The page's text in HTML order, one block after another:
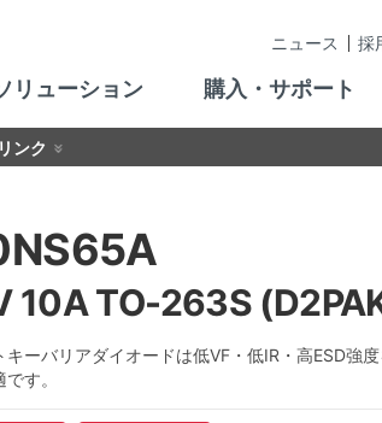
ニュース 採
リューション 購入・サポート
ンク
10A TO-263S
キーバリアダイオードは低VF・低IR・高ESD強
す。